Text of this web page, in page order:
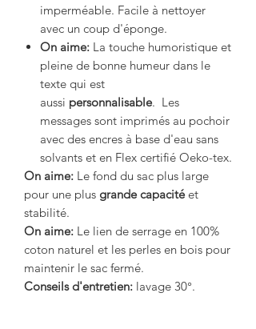
imperméable. Facile à nettoyer
avec un coup d'éponge.
On aime: La touche humoristique et
pleine de bonne humeur dans le
texte qui est
aussi personnalisable. Les
messages sont imprimés au pochoir
avec des encres à base d'eau sans
solvants et en Flex certifié Oeko-tex.
On aime: Le fond du sac plus large
pour une plus grande capacitéet
stabilité.
On aime: Le lien de serrage en 100%
coton naturel et les perles en bois pour
maintenir le sac fermé.
Conseils d'entretien: lavage 30°.